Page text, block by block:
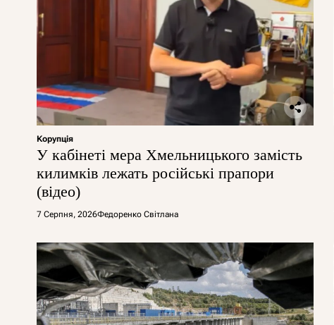
Корупція
У кабінеті мера Хмельницького замість
килимків лежать російські прапори
(відео)
7 Серпня, 2026Федоренко Світлана